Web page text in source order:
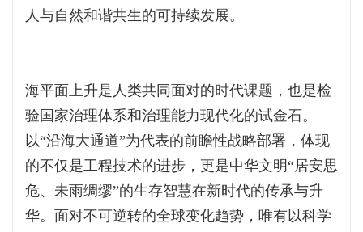
人与自然和谐共生的可持续发展。
海平面上升是人类共同面对的时代课题，也是检
验国家治理体系和治理能力现代化的试金石。
以“沿海大通道”为代表的前瞻性战略部署，体现
的不仅是工程技术的进步，更是中华文明“居安思
危、未雨绸缪”的生存智慧在新时代的传承与升
华。面对不可逆转的全球变化趋势，唯有以科学